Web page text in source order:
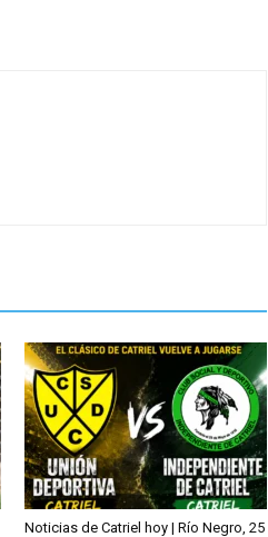
Noticias de Catriel hoy | Río Negro, 25